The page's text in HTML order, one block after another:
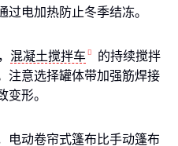
过电加热防止冬季结冻。
混凝土搅拌车
的持续搅拌
注意选择罐体带加强筋焊接
变形。
电动卷帘式篷布比手动篷布